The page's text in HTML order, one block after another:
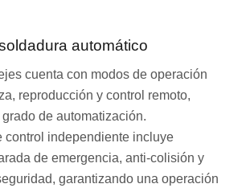
automático
cuenta con modos de operación
reproducción y control remoto,
de automatización.
control independiente incluye
de emergencia, anti-colisión y
garantizando una operación